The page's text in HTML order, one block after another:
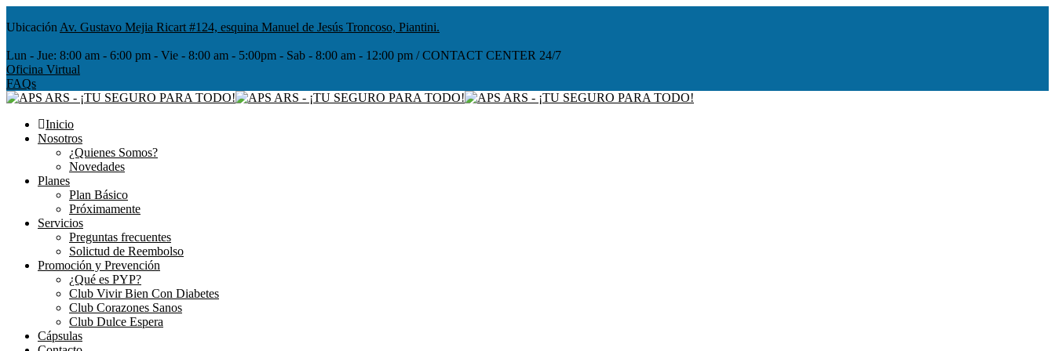
Ubicación Av. Gustavo Mejia Ricart #124, esquina Manuel de Jesús Troncoso, Piantini.
Lun - Jue: 8:00 am - 6:00 pm - Vie - 8:00 am - 5:00pm - Sab - 8:00 am - 12:00 pm / CONTACT CENTER 24/7
Oficina Virtual
FAQs
Inicio
Nosotros
¿Quienes Somos?
Novedades
Planes
Plan Básico
Próximamente
Servicios
Preguntas frecuentes
Solictud de Reembolso
Promoción y Prevención
¿Qué es PYP?
Club Vivir Bien Con Diabetes
Club Corazones Sanos
Club Dulce Espera
Cápsulas